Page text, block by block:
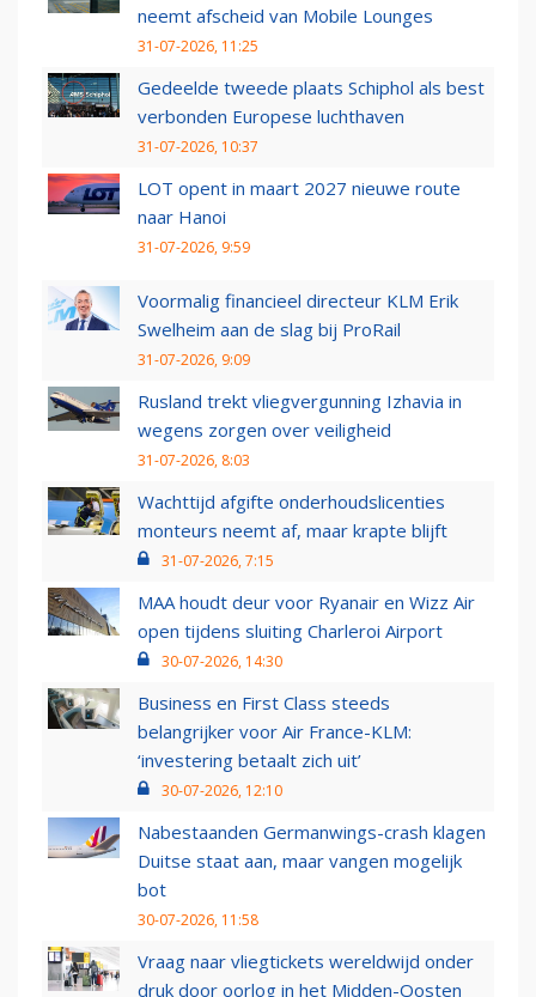
neemt afscheid van Mobile Lounges
31-07-2026, 11:25
Gedeelde tweede plaats Schiphol als best
verbonden Europese luchthaven
31-07-2026, 10:37
LOT opent in maart 2027 nieuwe route
naar Hanoi
31-07-2026, 9:59
Voormalig financieel directeur KLM Erik
Swelheim aan de slag bij ProRail
31-07-2026, 9:09
Rusland trekt vliegvergunning Izhavia in
wegens zorgen over veiligheid
31-07-2026, 8:03
Wachttijd afgifte onderhoudslicenties
monteurs neemt af, maar krapte blijft
31-07-2026, 7:15
MAA houdt deur voor Ryanair en Wizz Air
open tijdens sluiting Charleroi Airport
30-07-2026, 14:30
Business en First Class steeds
belangrijker voor Air France-KLM:
‘investering betaalt zich uit’
30-07-2026, 12:10
Nabestaanden Germanwings-crash klagen
Duitse staat aan, maar vangen mogelijk
bot
30-07-2026, 11:58
Vraag naar vliegtickets wereldwijd onder
druk door oorlog in het Midden-Oosten